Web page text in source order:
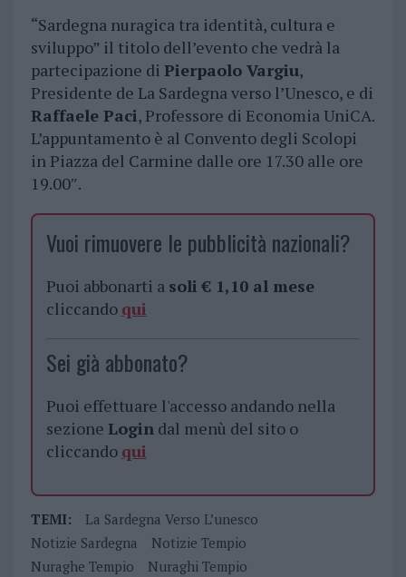
“Sardegna nuragica tra identità, cultura e
sviluppo” il titolo dell’evento che vedrà la
partecipazione di Pierpaolo Vargiu,
Presidente de La Sardegna verso l’Unesco, e di
Raffaele Paci, Professore di Economia UniCA.
L’appuntamento è al Convento degli Scolopi
in Piazza del Carmine dalle ore 17.30 alle ore
19.00″.
Vuoi rimuovere le pubblicità nazionali?
Puoi abbonarti a soli € 1,10 al mese
cliccando qui
Sei già abbonato?
Puoi effettuare l'accesso andando nella
sezione Logindal menù del sito o
cliccando qui
TEMI:
La Sardegna Verso L’unesco
Notizie Sardegna
Notizie Tempio
Nuraghe Tempio
Nuraghi Tempio